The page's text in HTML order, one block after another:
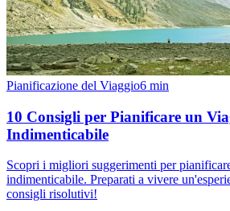
Pianificazione del Viaggio6 min
10 Consigli per Pianificare un
Indimenticabile
Scopri i migliori suggerimenti per
indimenticabile. Preparati a vivere
consigli risolutivi!